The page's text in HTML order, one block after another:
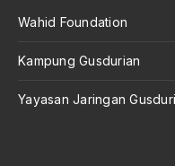
António de Oliveira
Antonio Gramsci
Antony Van
Wahid Foundation
Kampung Gusdurian
Yayasan Jaringan